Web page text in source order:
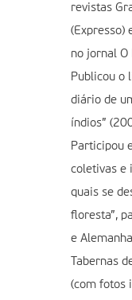
revistas
(Expresso)
no jornal O
Publicou o
diário de
índios”
Participou
coletivas e
quais se
floresta”,
e
Tabernas
(com fotos